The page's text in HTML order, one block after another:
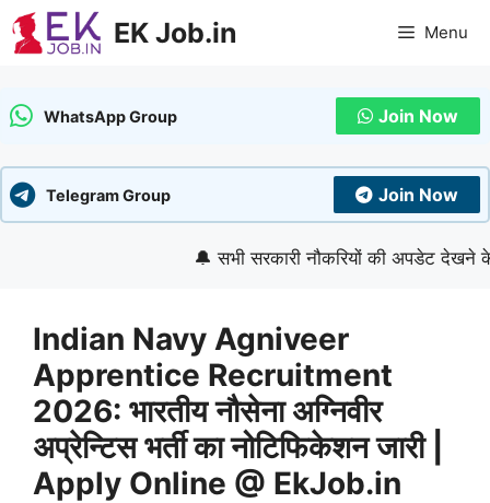
Skip
to
EK Job.in Menu
WhatsApp Group Join Now
Telegram Group Join Now
🔔 सभी सरकारी नौकरियों की अपडेट देखने के
Indian Navy Agniveer
Apprentice Recruitment
2026: भारतीय नौसेना अग्निवीर
अप्रेन्टिस भर्ती का नोटिफिकेशन जारी |
Apply Online @ EkJob.in